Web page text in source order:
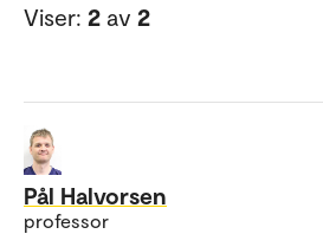
Viser: 2 av 2
Pål Halvorsen
professor